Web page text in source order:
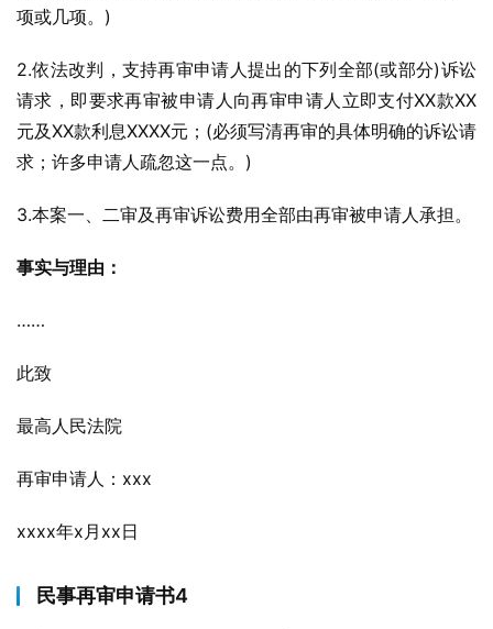
项或几项。)
2.依法改判，支持再审申请人提出的下列全部(或部分)诉讼
请求，即要求再审被申请人向再审申请人立即支付XX款XX
元及XX款利息XXXX元；(必须写清再审的具体明确的诉讼请
求；许多申请人疏忽这一点。)
3.本案一、二审及再审诉讼费用全部由再审被申请人承担。
事实与理由：
……
此致
最高人民法院
再审申请人：xxx
xxxx年x月xx日
民事再审申请书4